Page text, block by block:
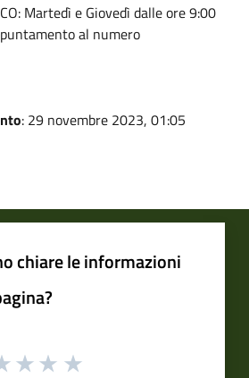
Martedì e Giovedì dalle ore 9:00
al numero
: 29 novembre 2023, 01:05
chiare le informazioni